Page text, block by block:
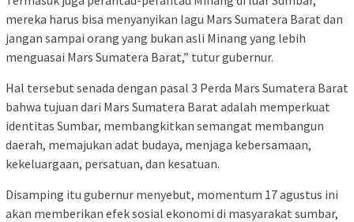
mereka harus bisa menyanyikan lagu Mars Sumatera Barat dan
jangan sampai orang yang bukan asli Minang yang lebih
menguasai Mars Sumatera Barat,” tutur gubernur.
Hal tersebut senada dengan pasal 3 Perda Mars Sumatera Barat
bahwa tujuan dari Mars Sumatera Barat adalah memperkuat
identitas Sumbar, membangkitkan semangat membangun
daerah, memajukan adat budaya, menjaga kebersamaan,
kekeluargaan, persatuan, dan kesatuan.
Disamping itu gubernur menyebut, momentum 17 agustus ini
akan memberikan efek sosial ekonomi di masyarakat sumbar,